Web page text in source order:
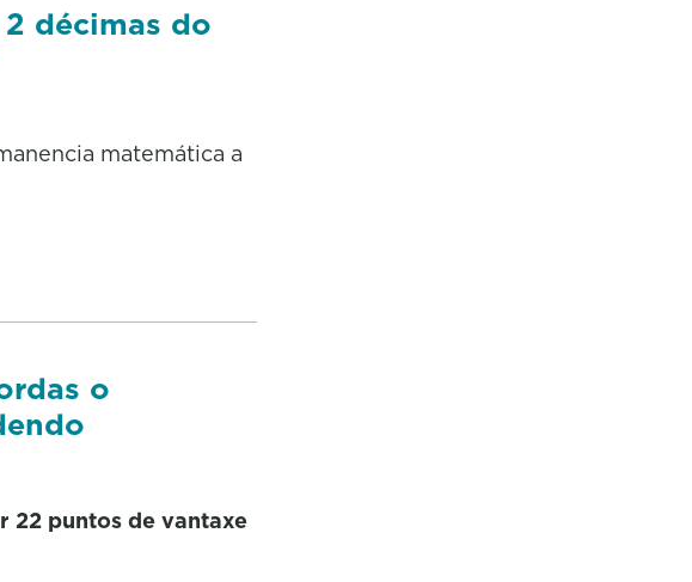
décimas do
matemática a
o
22 puntos de vantaxe